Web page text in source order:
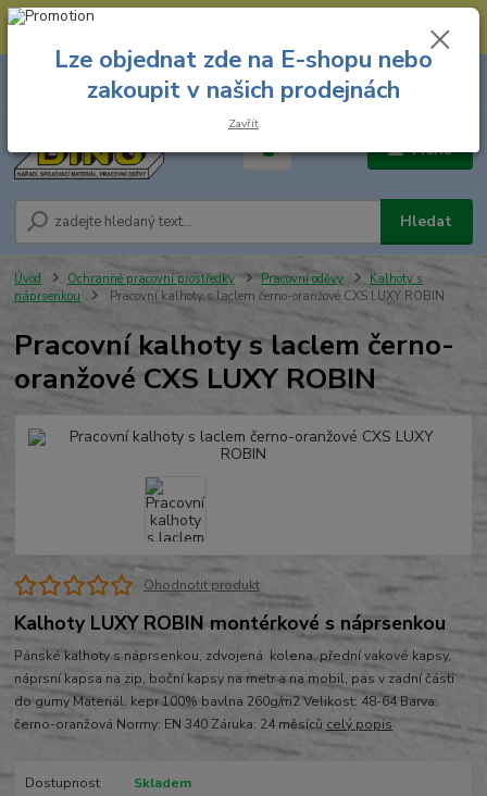
--- Spojovací materiál: 774 431 045 --- Prodejna nářadí: 731 449 423 --
Menu
Hledat
8.00 hod. - 16.00 hod.
za
Úvod Ochranné pracovní prostředky Pracovní oděvy
Kalhoty s
náprsenkou
Pracovní kalhoty s laclem černo-oranžové CXS LUXY ROBIN
Pracovní kalhoty s laclem černo-
oranžové CXS LUXY ROBIN
Ohodnotit produkt
Kalhoty LUXY ROBIN montérkové s náprsenkou
Pánské kalhoty s náprsenkou, zdvojená kolena, přední vakové kapsy,
náprsní kapsa na zip, boční kapsy na metr a na mobil, pas v zadní části
do gumy Materiál: kepr 100% bavlna 260g/m2 Velikost: 48-64 Barva:
černo-oranžová Normy: EN 340 Záruka: 24 měsíců celý popis
Dostupnost
Skladem
Lze objednat zde na E-shopu nebo
zakoupit v našich prodejnách
Zavřít